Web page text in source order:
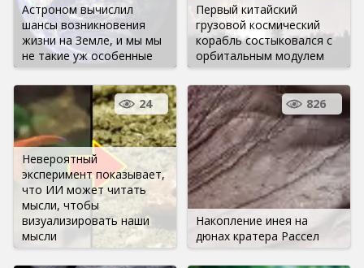
Астроном вычислил
шансы возникновения
жизни на Земле, и мы мы
не такие уж особенные
Первый китайский
грузовой космический
корабль состыковался с
орбитальным модулем
Невероятный
эксперимент показывает,
что ИИ может читать
мысли, чтобы
визуализировать наши
мысли
24
Накопление инея на
дюнах кратера Рассел
826